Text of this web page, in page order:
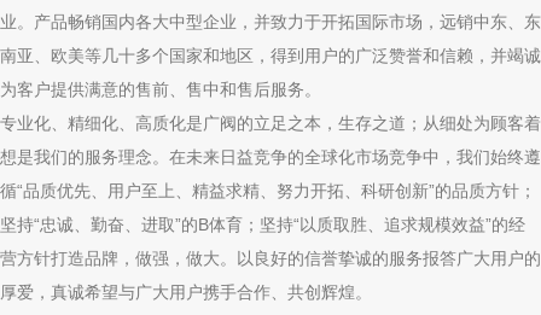
业。产品畅销国内各大中型企业，并致力于开拓国际市场，远销中东、东
南亚、欧美等几十多个国家和地区，得到用户的广泛赞誉和信赖，并竭诚
为客户提供满意的售前、售中和售后服务。
专业化、精细化、高质化是广阀的立足之本，生存之道；从细处为顾客着
想是我们的服务理念。在未来日益竞争的全球化市场竞争中，我们始终遵
循“品质优先、用户至上、精益求精、努力开拓、科研创新”的品质方针；
坚持“忠诚、勤奋、进取”的B体育；坚持“以质取胜、追求规模效益”的经
营方针打造品牌，做强，做大。以良好的信誉挚诚的服务报答广大用户的
厚爱，真诚希望与广大用户携手合作、共创辉煌。